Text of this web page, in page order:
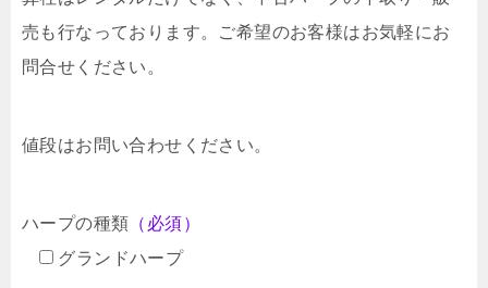
売も行なっております。ご希望のお客様はお気軽にお
問合せください。
値段はお問い合わせください。
ハープの種類 （必須）
グランドハープ